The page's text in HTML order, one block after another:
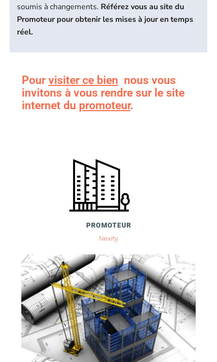
soumis à changements. Référez vous au site du
Promoteur pour obtenir les mises à jour en temps
réel.
Pour visiter ce bien nous vous
invitons à vous rendre sur le site
internet du promoteur.
PROMOTEUR
Nexity